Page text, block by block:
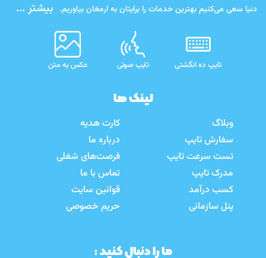
دنیا سعی می‌کنیم بهترین خدمات را برایتان به ارمغان بیاوریم. بیشتر ...
تایپ ده انگشتی تایپ صوتی عکس به متن
لینک ها
وبلاگ
سفارش تایپ
تست سرعت تایپ
مدرک تایپ
کسب درآمد
پنل سازمانی
کارت هدیه
درباره ما
فرصت‌های شغلی
تماس با ما
قوانین سایت
حریم خصوصی
ما را دنبال کنید :